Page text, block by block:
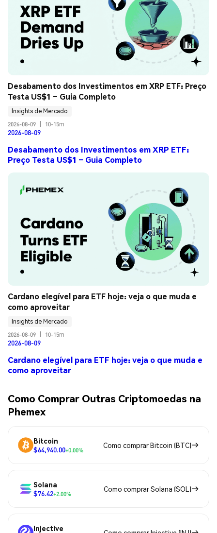
Desabamento dos Investimentos em XRP ETF: Preço
Testa US$1 – Guia Completo
Insights de Mercado
2026-08-09
10-15m
2026-08-09
Desabamento dos Investimentos em XRP ETF:
Preço Testa US$1 – Guia Completo
Cardano elegível para ETF hoje: veja o que muda e
como aproveitar
Insights de Mercado
2026-08-09
10-15m
2026-08-09
Cardano elegível para ETF hoje: veja o que muda e
como aproveitar
Como Comprar Outras Criptomoedas na
Phemex
Bitcoin
$64,940.00+0.00%
Como comprar Bitcoin (BTC)
Solana
$76.42+2.00%
Como comprar Solana (SOL)
Injective